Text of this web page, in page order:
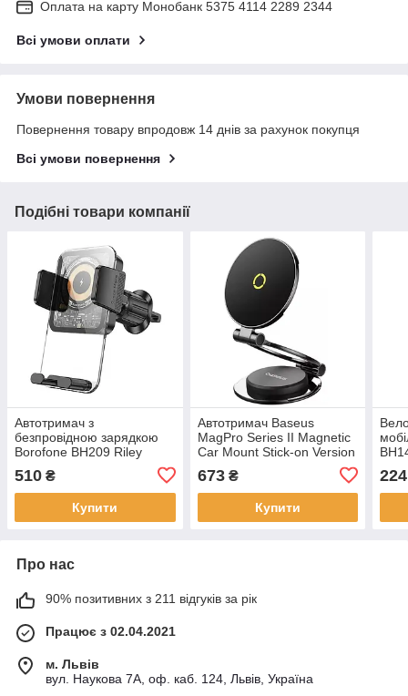
Оплата на карту Монобанк 5375 4114 2289 2344
Всі умови оплати
Умови повернення
Повернення товару впродовж 14 днів за рахунок покупця
Всі умови повернення
Подібні товари компанії
Автотримач з
безпровідною зарядкою
Borofone BH209 Riley
wireless fast charging car
holder (air outlet) Black
510 ₴
Купити
Автотримач Baseus
MagPro Series II Magnetic
Car Mount Stick-on Version
Black C40172900121-00
673₴
Купити
224
Про нас
90% позитивних з 211 відгуків за рік
Працює з 02.04.2021
м. Львів
вул. Наукова 7А, оф. каб. 124, Львів, Україна